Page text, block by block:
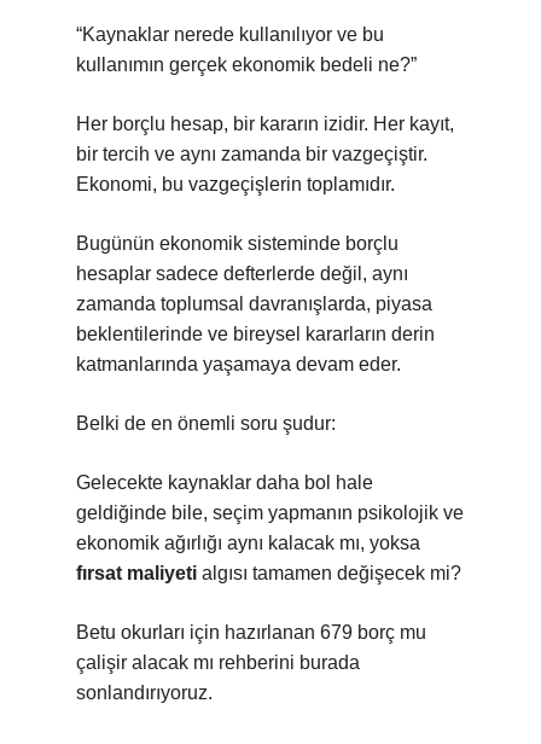
“Kaynaklar nerede kullanılıyor ve bu
kullanımın gerçek ekonomik bedeli ne?”
Her borçlu hesap, bir kararın izidir. Her kayıt,
bir tercih ve aynı zamanda bir vazgeçiştir.
Ekonomi, bu vazgeçişlerin toplamıdır.
Bugünün ekonomik sisteminde borçlu
hesaplar sadece defterlerde değil, aynı
zamanda toplumsal davranışlarda, piyasa
beklentilerinde ve bireysel kararların derin
katmanlarında yaşamaya devam eder.
Belki de en önemli soru şudur:
Gelecekte kaynaklar daha bol hale
geldiğinde bile, seçim yapmanın psikolojik ve
ekonomik ağırlığı aynı kalacak mı, yoksa
fırsat maliyeti algısı tamamen değişecek mi?
Betu okurları için hazırlanan 679 borç mu
çalişir alacak mı rehberini burada
sonlandırıyoruz.